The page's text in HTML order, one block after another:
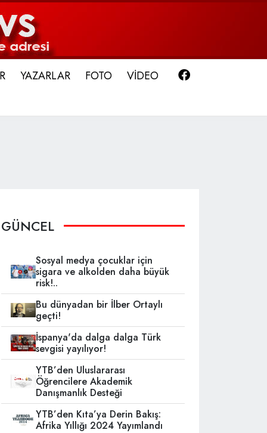
YAZARLAR FOTO VİDEO
GÜNCEL
Sosyal medya çocuklar için
sigara ve alkolden daha büyük
risk!..
Bu dünyadan bir İlber Ortaylı
geçti!
İspanya'da dalga dalga Türk
sevgisi yayılıyor!
YTB’den Uluslararası
Öğrencilere Akademik
Danışmanlık Desteği
YTB’den Kıta’ya Derin Bakış:
Afrika Yıllığı 2024 Yayımlandı